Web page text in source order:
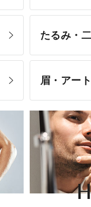
たるみ・
眉・アー